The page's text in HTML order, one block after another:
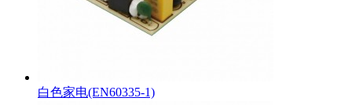
白色家电(EN60335-1)